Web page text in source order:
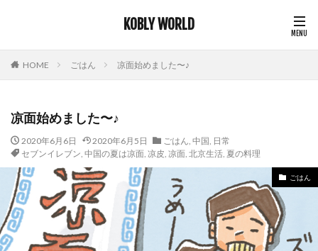
KOBLY WORLD
HOME ごはん 凉面始めました〜♪
凉面始めました〜♪
2020年6月6日 2020年6月5日 ごはん, 中国, 日常
セブンイレブン, 中国の夏は凉面, 凉皮, 凉面, 北京生活, 夏の料理
ごはん